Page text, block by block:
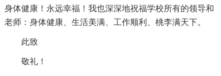
身体健康！永远幸福！我也深深地祝福学校所有的领导和
老师：身体健康、生活美满、工作顺利、桃李满天下。
此致
敬礼！